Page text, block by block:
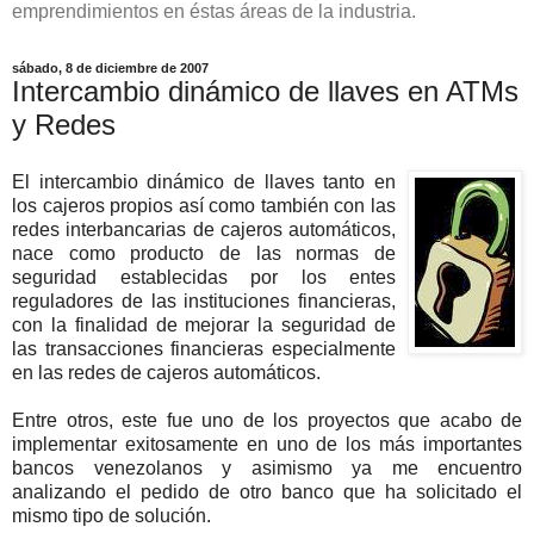
emprendimientos en éstas áreas de la industria.
sábado, 8 de diciembre de 2007
Intercambio dinámico de llaves en ATMs
y Redes
El intercambio dinámico de llaves tanto en
los cajeros propios así como también con las
redes interbancarias de cajeros automáticos,
nace como producto de las normas de
seguridad establecidas por los entes
reguladores de las instituciones financieras,
con la finalidad de mejorar la seguridad de
las transacciones financieras especialmente
en las redes de cajeros automáticos.
Entre otros, este fue uno de los proyectos que acabo de
implementar exitosamente en uno de los más importantes
bancos venezolanos y asimismo ya me encuentro
analizando el pedido de otro banco que ha solicitado el
mismo tipo de solución.